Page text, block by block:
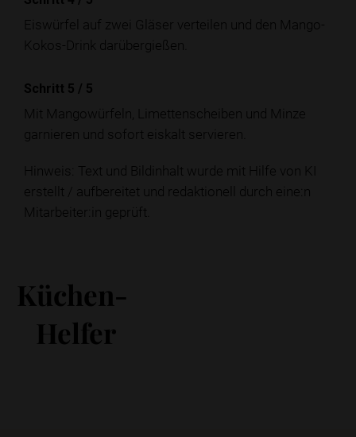
Eiswürfel auf zwei Gläser verteilen und den Mango-
Kokos-Drink darübergießen.
Schritt 5 / 5
Mit Mangowürfeln, Limettenscheiben und Minze
garnieren und sofort eiskalt servieren.
Hinweis: Text und Bildinhalt wurde mit Hilfe von KI
erstellt / aufbereitet und redaktionell durch eine:n
Mitarbeiter:in geprüft.
Küchen-
Helfer